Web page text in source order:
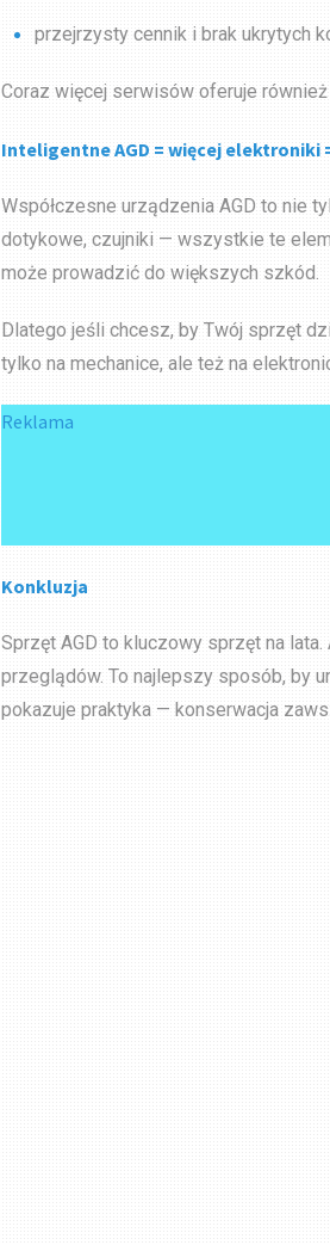
przejrzysty cennik i brak ukrytych
Coraz więcej serwisów oferuje również
Inteligentne AGD = więcej elektroniki
Współczesne urządzenia AGD to nie
dotykowe, czujniki — wszystkie te
może prowadzić do większych szkód.
Dlatego jeśli chcesz, by Twój sprzęt
tylko na mechanice, ale też na
Reklama
Konkluzja
Sprzęt AGD to kluczowy sprzęt na
przeglądów. To najlepszy sposób, by
pokazuje praktyka — konserwacja